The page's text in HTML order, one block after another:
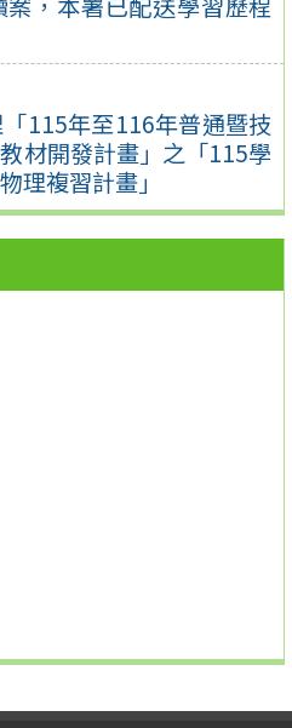
115年至116年普通暨技
材開發計畫」之「115學
理複習計畫」